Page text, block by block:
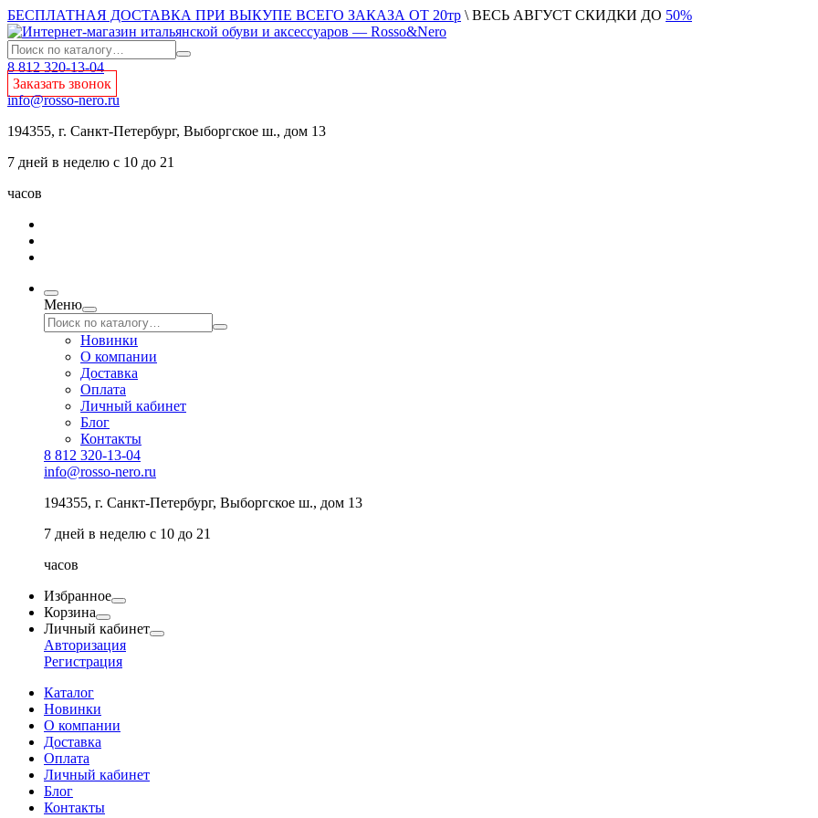
БЕСПЛАТНАЯ ДОСТАВКА ПРИ ВЫКУПЕ ВСЕГО ЗАКАЗА ОТ 20тр \ ВЕСЬ АВГУСТ СКИДКИ ДО 50%
8 812 320-13-04
Заказать звонок
info@rosso-nero.ru
194355, г. Санкт-Петербург, Выборгское ш., дом 13
7 дней в неделю с 10 до 21
часов
Меню
Новинки
О компании
Доставка
Оплата
Личный кабинет
Блог
Контакты
8 812 320-13-04
info@rosso-nero.ru
194355, г. Санкт-Петербург, Выборгское ш., дом 13
7 дней в неделю с 10 до 21
часов
Избранное
Корзина
Личный кабинет
Авторизация
Регистрация
Каталог
Новинки
О компании
Доставка
Оплата
Личный кабинет
Блог
Контакты